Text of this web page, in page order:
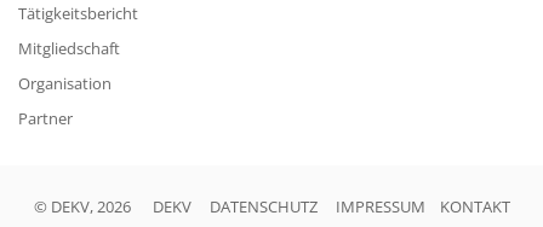
Tätigkeitsbericht
Mitgliedschaft
Organisation
Partner
© DEKV, 2026 DEKV DATENSCHUTZ IMPRESSUM KONTAKT